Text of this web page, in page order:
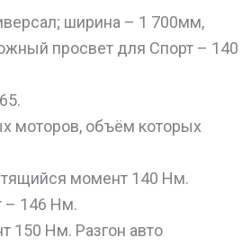
ширина – 1 700мм,
просвет для Спорт – 140
моторов, объём которых
момент 140 Нм.
– 146 Нм.
150 Нм. Разгон авто